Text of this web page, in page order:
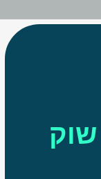
שוק